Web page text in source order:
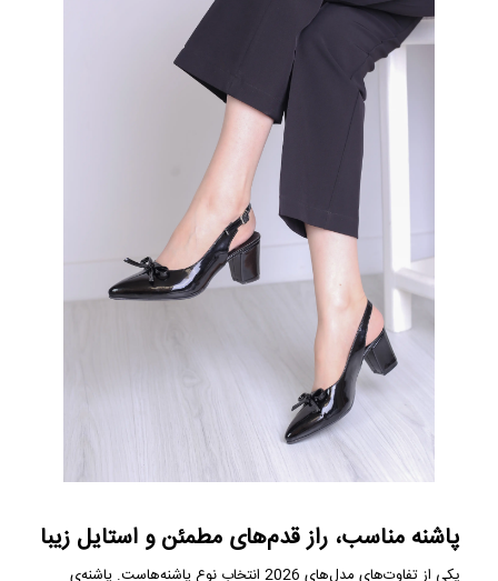
پاشنه مناسب، راز قدم‌های مطمئن و استایل زیبا
یکی از تفاوت‌های مدل‌های 2026 انتخاب نوع پاشنه‌هاست. پاشنه‌ی